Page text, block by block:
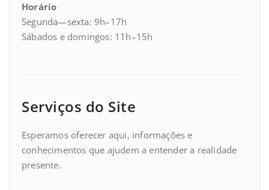
Horário
Segunda—sexta: 9h–17h
Sábados e domingos: 11h–15h
Serviços do Site
Esperamos oferecer aqui, informações e
conhecimentos que ajudem a entender a realidade
presente.